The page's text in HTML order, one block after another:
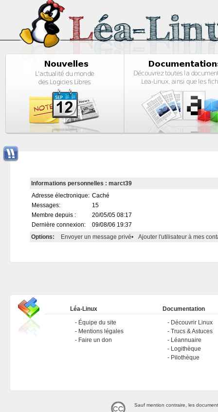
Informations personnelles : marct39
Adresse électronique: Caché
Messages:
15
Membre depuis :
20/05/05 08:17
Dernière connexion:
09/08/06 19:37
Options:
Envoyer un message privé• Ajouter l'utilisateur à mes
Léa-Linux
Équipe du site
Mentions légales
Faire un don
Documentation
Découvrir Linux
Trucs & Astuces
Léannuaire
Logithèque
Pilothèque
Sauf mention contraire, les